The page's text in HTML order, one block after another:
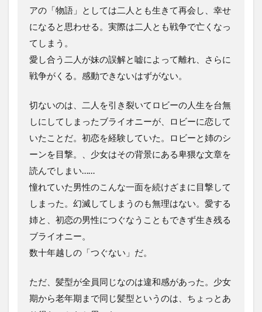
アの「物語」としては二人とも生きて再会し、幸せ
になると思わせる。実際は二人とも戦争で亡くなっ
てしまう。
愛し合う二人が妹の誤解と嘘によって離れ、さらに
戦争がくる。感動できないはずがない。
切ないのは、二人を引き裂いてロビーの人生を台無
しにしてしまったブライオニーが、ロビーに恋して
いたことだ。初恋を経験していた。ロビーと姉のシ
ーンを目撃。、少女はその背景にある卑猥な文章を
読んでしまい……
憧れていた男性のこんな一面を続けざまに目撃して
しまった。幻滅してしまうのも無理はない。愛する
姉と、初恋の男性につぐなうこともできず生き残る
ブライオニー。
数十年越しの「つぐない」だ。
ただ、髪型が全員同じなのは違和感があった。少女
期から老年期まで同じ髪型というのは、ちょっとあ